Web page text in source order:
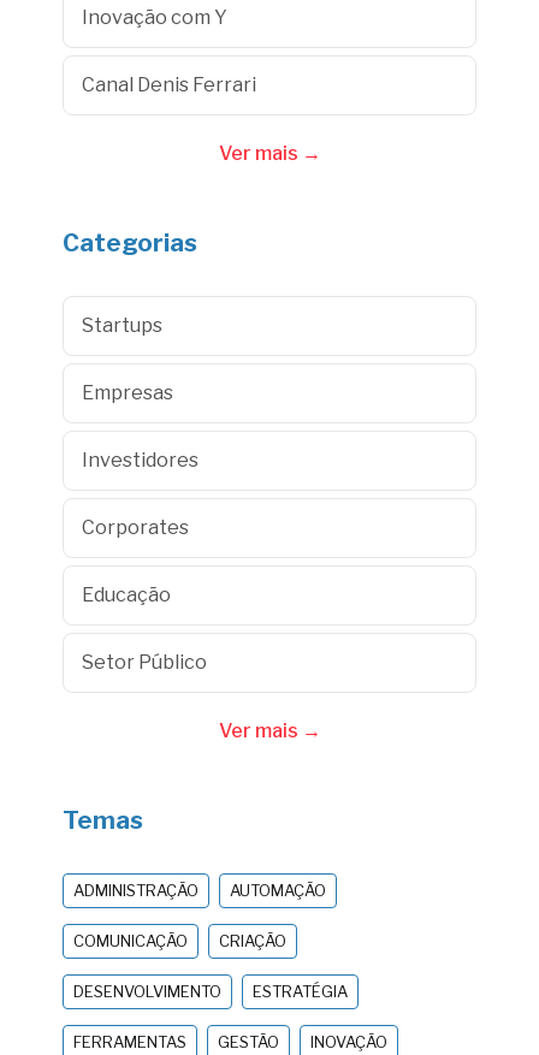
Inovação com Y
Canal Denis Ferrari
Ver mais →
Categorias
Startups
Empresas
Investidores
Corporates
Educação
Setor Público
Ver mais →
Temas
ADMINISTRAÇÃO AUTOMAÇÃO
COMUNICAÇÃO CRIAÇÃO
DESENVOLVIMENTO ESTRATÉGIA
FERRAMENTAS GESTÃO INOVAÇÃO